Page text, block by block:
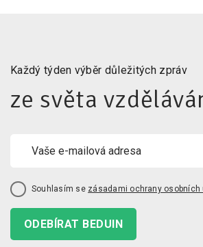
Každý týden výběr důležitých zpráv
ze světa
Souhlasím se zásadami ochrany osobních
ODEBÍRAT BEDUIN